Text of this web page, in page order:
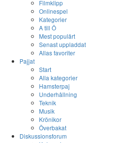
Filmklipp
Onlinespel
Kategorier
A till Ö
Mest populärt
Senast uppladdat
Allas favoriter
Pajjat
Start
Alla kategorier
Hamsterpaj
Underhållning
Teknik
Musik
Krönikor
Överbakat
Diskussionsforum